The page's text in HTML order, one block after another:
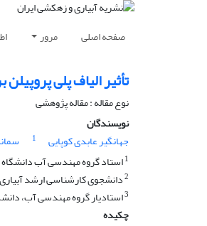
صفحه اصلی مرور
تأثیر الیاف پلی
نوع مقاله : مقاله پژوهشی
نویسندگان
جهانگیر عابدی کوپایی
1
1استاد گروه مهندسی آب دانشگاه
2دانشجوی کارشناسی ارشد
3استاد‌یار گروه مهندسی آب،
چکیده